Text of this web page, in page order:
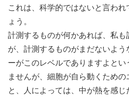
これは、科学的ではないと言わ
ょう。
計測するものが何かあれば、私
が、計測するものがまだないよ
ーがこのレベルでありますよとい
ませんが、細胞が自ら動くための
と、人によっては、中が熱を感